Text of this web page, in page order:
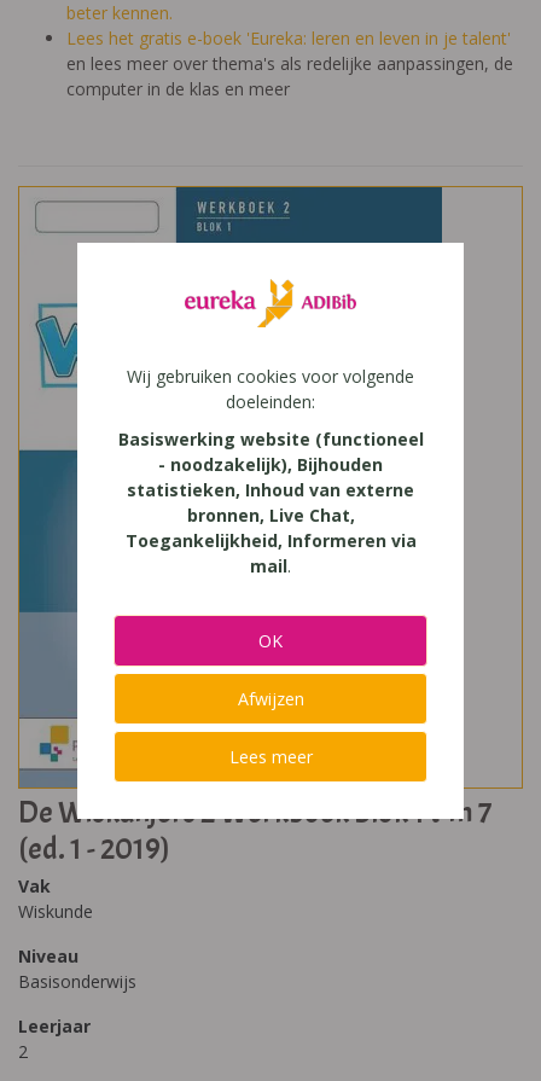
beter kennen.
Lees het gratis e-boek 'Eureka: leren en leven in je talent'
en lees meer over thema's als redelijke aanpassingen, de
computer in de klas en meer
De Wiskanjers 2 Werkboek Blok 1 t-m 7
(ed. 1 - 2019)
Vak
Wiskunde
Niveau
Basisonderwijs
Leerjaar
2
Wij gebruiken cookies voor volgende
doeleinden:
Basiswerking website (functioneel
- noodzakelijk), Bijhouden
statistieken, Inhoud van externe
bronnen, Live Chat,
Toegankelijkheid, Informeren via
mail.
OK
Afwijzen
Lees meer